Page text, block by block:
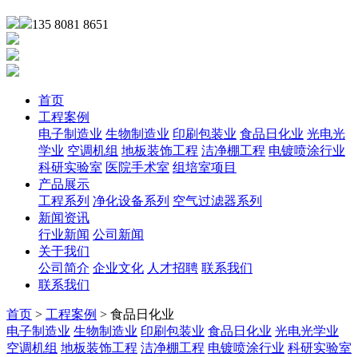
135 8081 8651
首页
工程案例
电子制造业 生物制造业 印刷包装业 食品日化业 光电光
学业 空调机组 地板装饰工程 洁净棚工程 电镀喷涂行业
科研实验室 医院手术室 组培室项目
产品展示
工程系列 净化设备系列 空气过滤器系列
新闻资讯
行业新闻 公司新闻
关于我们
公司简介 企业文化 人才招聘 联系我们
联系我们
首页 > 工程案例 > 食品日化业
电子制造业 生物制造业 印刷包装业 食品日化业 光电光学业
空调机组 地板装饰工程 洁净棚工程 电镀喷涂行业 科研实验室